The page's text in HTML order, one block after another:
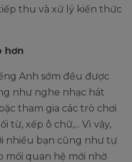
thu và xử lý kiến thức
hơn
Anh sớm đều được
như nghe nhạc hát
tham gia các trò chơi
từ, xếp ô chữ,... Vì vậy,
nhiều bạn cũng như tự
mối quan hệ mới nhờ